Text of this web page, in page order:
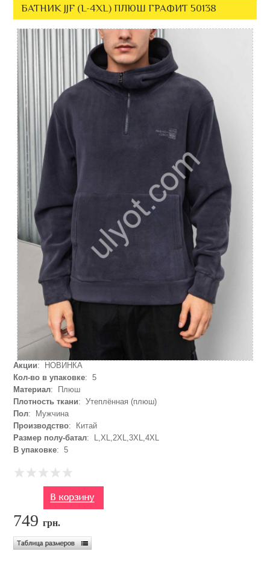
БАТНИК JJF (L-4XL) ПЛЮШ ГРАФИТ 50138
Акции: НОВИНКА
Кол-во в упаковке: 5
Материал: Плюш
Плотность ткани: Утеплённая (плюш)
Пол: Мужчина
Производство: Китай
Размер полу-батал: L,XL,2XL,3XL,4XL
В упаковке: 5
749грн.